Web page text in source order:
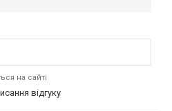
на сайті
відгуку